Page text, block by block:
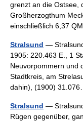
grenzt an die Ostsee,
Großherzogthum
einschließlich 6,37
Stralsund —
1905: 220.463 E., 1
Neuvorpommern und
Stadtkreis, am
dahin), (1900)
Stralsund —
Rügen gegenüber,